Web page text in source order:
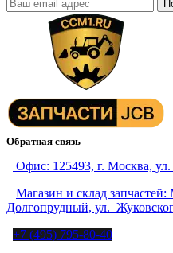
Обратная связь
Офис: 125493, г. Москва,
Магазин и склад запчастей:
Долгопрудный, ул.
+7 (495) 795-80-40